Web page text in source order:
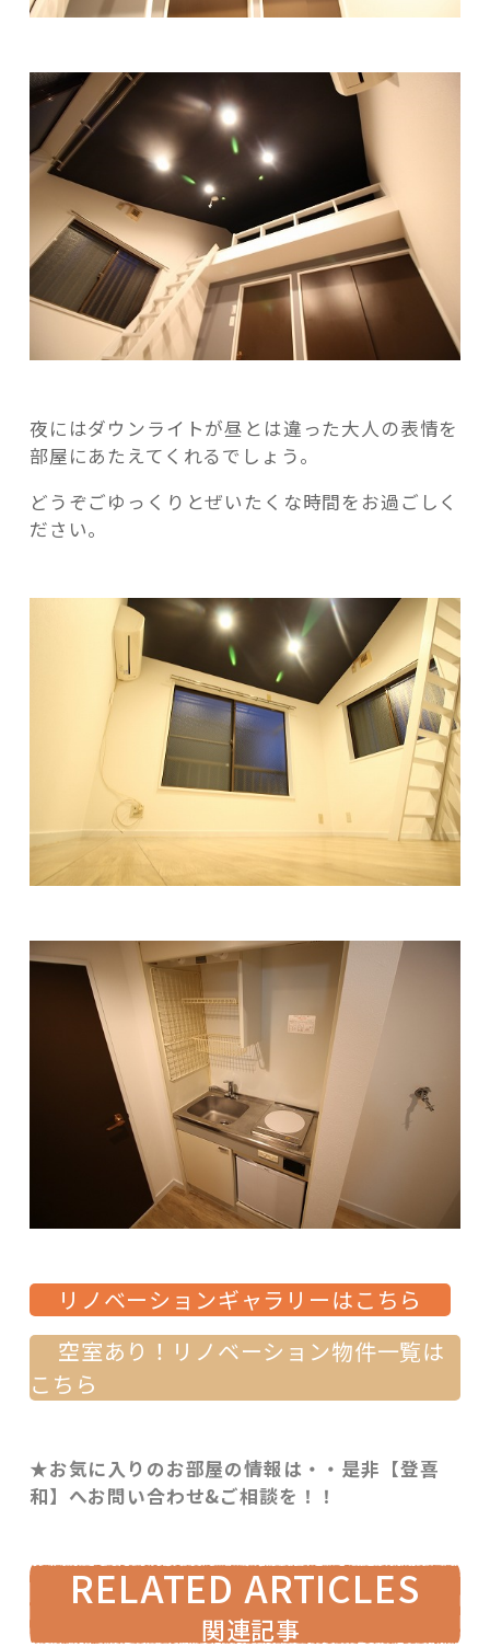
夜にはダウンライトが昼とは違った大人の表情を
部屋にあたえてくれるでしょう。
どうぞごゆっくりとぜいたくな時間をお過ごしく
ださい。
リノベーションギャラリーはこちら
空室あり！リノベーション物件一覧は
こちら
★お気に入りのお部屋の情報は・・是非【登喜
和】へお問い合わせ&ご相談を！！
RELATED ARTICLES
関連記事